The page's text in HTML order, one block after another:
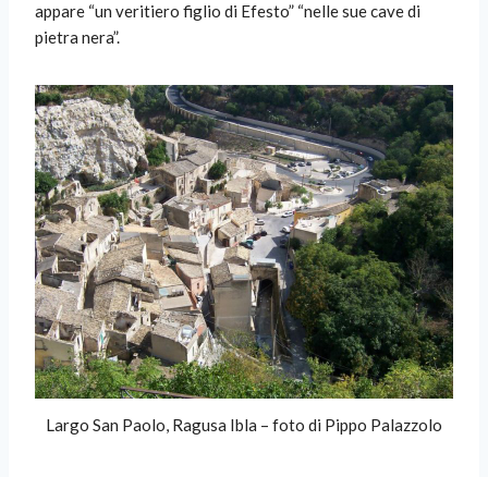
appare “un veritiero figlio di Efesto” “nelle sue cave di
pietra nera”.
Largo San Paolo, Ragusa Ibla – foto di Pippo Palazzolo